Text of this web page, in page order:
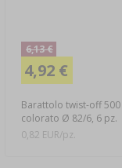
Barattolo twist-off
colorato Ø 82/6, 6 pz.
6,13 €
4,92 €
0,82 EUR/pz.